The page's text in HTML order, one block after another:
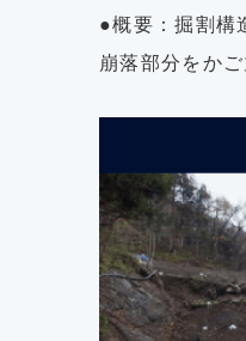
●概要：掘割構
崩落部分をか